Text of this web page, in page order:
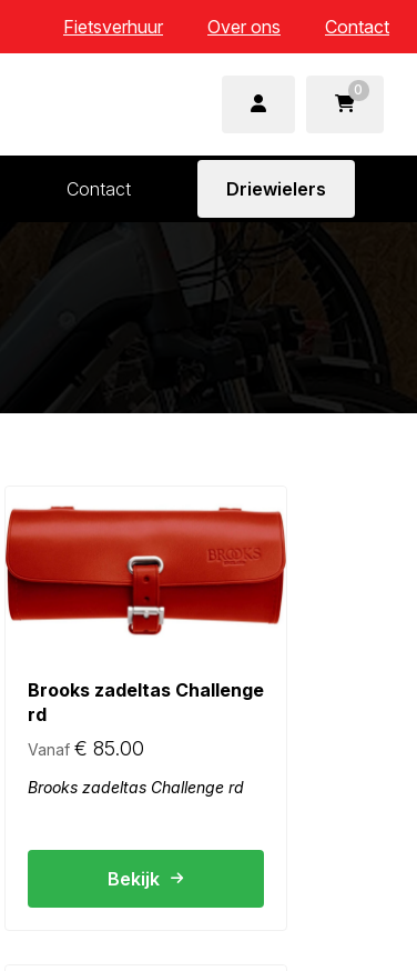
Fietsverhuur Over ons Contact
0
Aandrijving en versnelling
Frame en voorvork
Zadels
Contact Driewielers
Brooks zadeltas Challenge
rd
Vanaf € 85.00
Brooks zadeltas Challenge rd
Bekijk